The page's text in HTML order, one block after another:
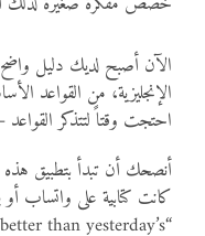
الآن أصبح لديك دليل واضح
الإنجليزية، من القواعد
احتجت وقتاً لتتذكر
أنصحك أن تبدأ بتطبيق هذه
كانت كتابية على واتساب